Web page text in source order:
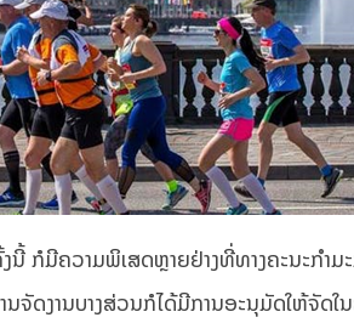
ງນີ້ ກໍມີຄວາມພິເສດຫຼາຍຢ່າງທີ່ທາງຄະນະກຳ
ຈັດງານບາງສ່ວນກໍໄດ້ມີການອະນຸມັດໃຫ້ຈັດ